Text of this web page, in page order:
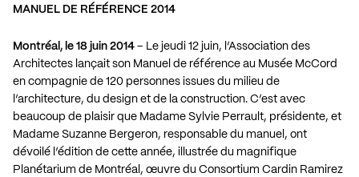
MANUEL DE RÉFÉRENCE 2014
Montréal, le 18 juin 2014 – Le jeudi 12 juin, l’Association des
Architectes lançait son Manuel de référence au Musée McCord
en compagnie de 120 personnes issues du milieu de
l’architecture, du design et de la construction. C’est avec
beaucoup de plaisir que Madame Sylvie Perrault, présidente, et
Madame Suzanne Bergeron, responsable du manuel, ont
dévoilé l’édition de cette année, illustrée du magnifique
Planétarium de Montréal, œuvre du Consortium Cardin Ramirez